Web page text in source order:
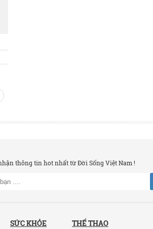
thông tin hot nhất từ Đời Sống Việt Nam !
SỨC KHỎE THỂ THAO